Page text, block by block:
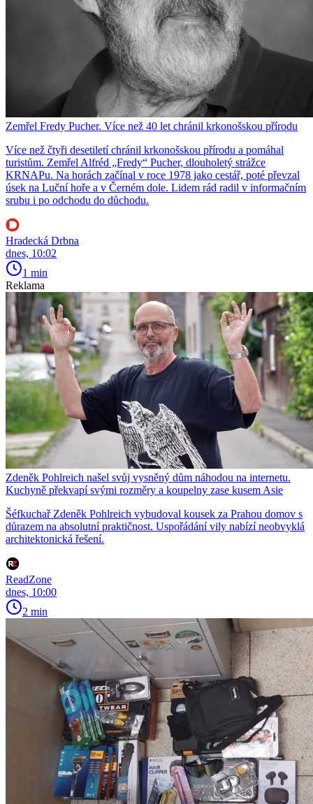
Zemřel Fredy Pucher. Více než 40 let chránil krkonošskou přírodu
Více než čtyři desetiletí chránil krkonošskou přírodu a pomáhal
turistům. Zemřel Alfréd „Fredy“ Pucher, dlouholetý strážce
KRNAPu. Na horách začínal v roce 1978 jako cestář, poté převzal
úsek na Luční hoře a v Černém dole. Lidem rád radil v informačním
srubu i po odchodu do důchodu.
Hradecká Drbna
dnes, 10:02
1 min
Reklama
Zdeněk Pohlreich našel svůj vysněný dům náhodou na internetu.
Kuchyně překvapí svými rozměry a koupelny zase kusem Asie
Šéfkuchař Zdeněk Pohlreich vybudoval kousek za Prahou domov s
důrazem na absolutní praktičnost. Uspořádání vily nabízí neobvyklá
architektonická řešení.
ReadZone
dnes, 10:00
2 min